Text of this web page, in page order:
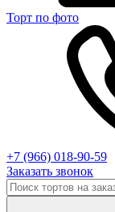
Торт по фото
+7 (966) 018-90-59
Заказать звонок